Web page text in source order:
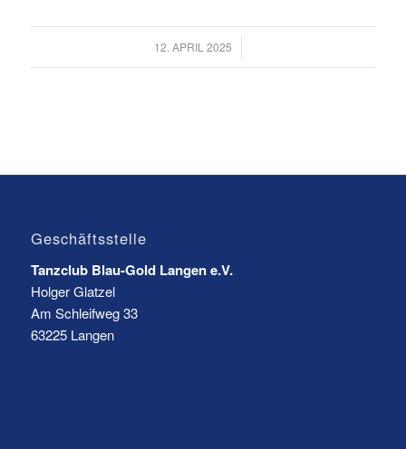
12. APRIL 2025
/
Geschäftsstelle
Tanzclub Blau-Gold Langen e.V.
Holger Glatzel
Am Schleifweg 33
63225 Langen